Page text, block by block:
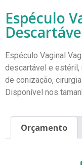
Espéculo
Espéculo Vaginal
descartável e estéril,
de conização,
Disponível nos
Orçamento